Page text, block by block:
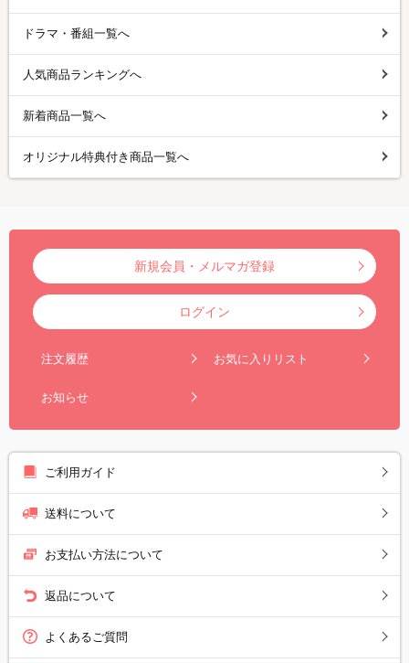
ドラマ・番組一覧へ
人気商品ランキングへ
新着商品一覧へ
オリジナル特典付き商品一覧へ
新規会員・メルマガ登録
ログイン
注文履歴 お気に入りリスト
お知らせ
ご利用ガイド
送料について
お支払い方法について
返品について
よくあるご質問